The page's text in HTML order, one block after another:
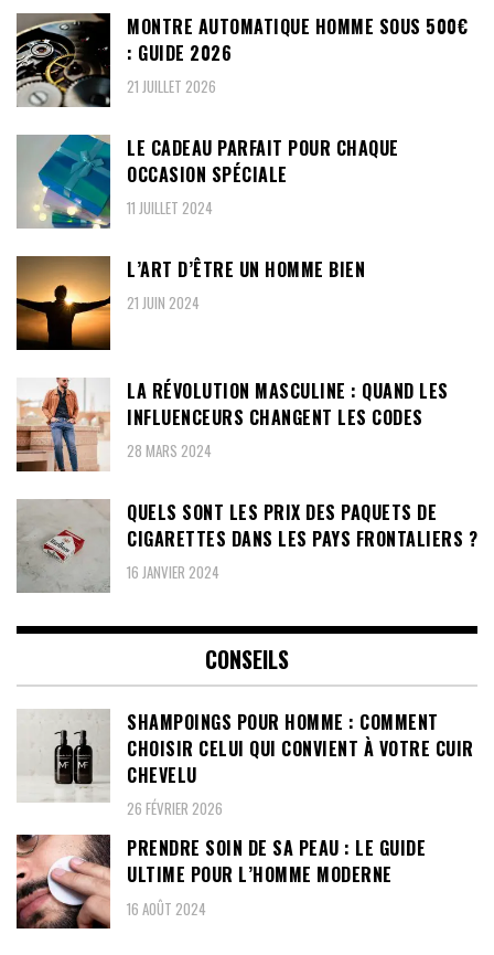
MONTRE AUTOMATIQUE HOMME SOUS 500€
: GUIDE 2026
21 JUILLET 2026
LE CADEAU PARFAIT POUR CHAQUE
OCCASION SPÉCIALE
11 JUILLET 2024
L’ART D’ÊTRE UN HOMME BIEN
21 JUIN 2024
LA RÉVOLUTION MASCULINE : QUAND LES
INFLUENCEURS CHANGENT LES CODES
28 MARS 2024
QUELS SONT LES PRIX DES PAQUETS DE
CIGARETTES DANS LES PAYS FRONTALIERS ?
16 JANVIER 2024
CONSEILS
SHAMPOINGS POUR HOMME : COMMENT
CHOISIR CELUI QUI CONVIENT À VOTRE CUIR
CHEVELU
26 FÉVRIER 2026
PRENDRE SOIN DE SA PEAU : LE GUIDE
ULTIME POUR L’HOMME MODERNE
16 AOÛT 2024